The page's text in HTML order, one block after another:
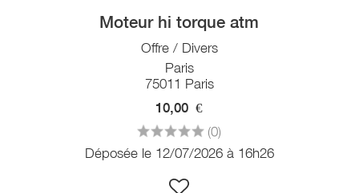
Moteur hi torque atm
Offre / Divers
Paris
75011 Paris
10,00 €
(0)
Déposée le 12/07/2026 à 16h26